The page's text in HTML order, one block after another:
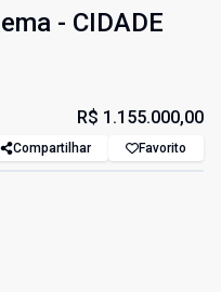
- CIDADE
R$ 1.155.000,00
Compartilhar Favorito